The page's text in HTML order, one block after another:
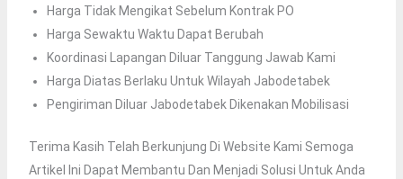
Harga Tidak Mengikat Sebelum Kontrak PO
Harga Sewaktu Waktu Dapat Berubah
Koordinasi Lapangan Diluar Tanggung Jawab Kami
Harga Diatas Berlaku Untuk Wilayah Jabodetabek
Pengiriman Diluar Jabodetabek Dikenakan Mobilisasi
Terima Kasih Telah Berkunjung Di Website Kami Semoga
Artikel Ini Dapat Membantu Dan Menjadi Solusi Untuk Anda